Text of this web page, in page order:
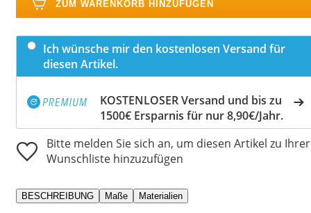
ZUM WARENKORB HINZUFÜGEN
Ich wünsche mir den kostenlosen Versand für
diesen Artikel.
KOSTENLOSER Versand und bis zu
1500€ Ersparnis für nur 8,90€/Jahr.
Bitte melden Sie sich an, um diesen Artikel zu Ihrer
Wunschliste hinzuzufügen
BESCHREIBUNG Maße Materialien